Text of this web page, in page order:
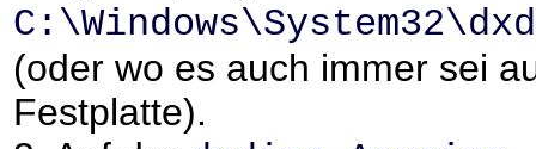
(oder wo es auch immer sei
Festplatte).